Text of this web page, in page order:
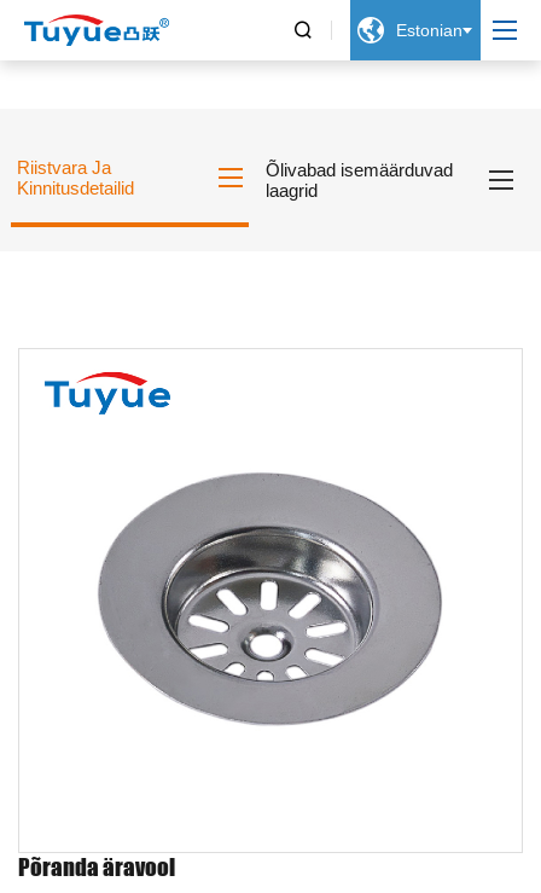
  Estonian
Riistvara Ja
Kinnitusdetailid
Õlivabad isemäärduvad
laagrid
Põranda äravool